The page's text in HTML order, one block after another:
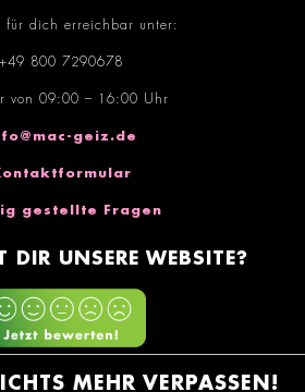
für dich erreichbar unter:
+49 800 7290678
von 09:00 – 16:00 Uhr
geiz.de
gestellte Fragen
DIR UNSERE WEBSITE?
MEHR VERPASSEN!